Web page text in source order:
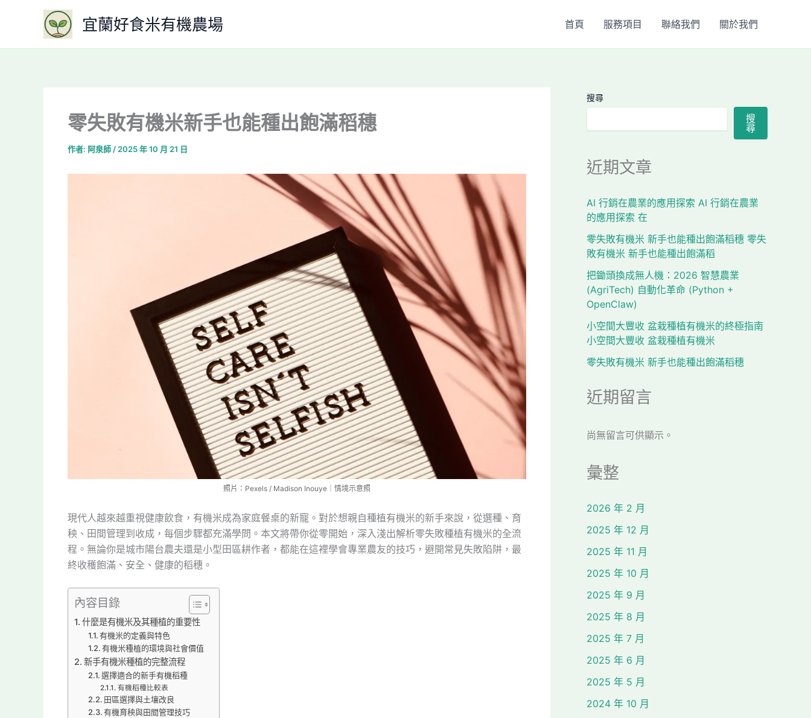
宜蘭好食米有機農場 首頁 服務項目 聯絡我們 關於我們
零失敗有機米新手也能種出飽滿稻穗
作者: 阿泉師 / 2025 年 10 月 21 日
照片：Pexels / Madison Inouye｜情境示意照
現代人越來越重視健康飲食，有機米成為家庭餐桌的新寵。對於想親自種植有機米的新手來說，從選種、育
秧、田間管理到收成，每個步驟都充滿學問。本文將帶你從零開始，深入淺出解析零失敗種植有機米的全流
程。無論你是城市陽台農夫還是小型田區耕作者，都能在這裡學會專業農友的技巧，避開常見失敗陷阱，最
終收穫飽滿、安全、健康的稻穗。
內容目錄
什麼是有機米及其種植的重要性
有機米的定義與特色
有機米種植的環境與社會價值
新手有機米種植的完整流程
選擇適合的新手有機稻種
有機稻種比較表
田區選擇與土壤改良
有機育秧與田間管理技巧
搜尋
搜
尋
近期文章
AI 行銷在農業的應用探索 AI 行銷在農業
的應用探索 在
零失敗有機米 新手也能種出飽滿稻穗 零失
敗有機米 新手也能種出飽滿稻
把鋤頭換成無人機：2026 智慧農業
(AgriTech) 自動化革命 (Python +
OpenClaw)
小空間大豐收 盆栽種植有機米的終極指南
小空間大豐收 盆栽種植有機米
零失敗有機米 新手也能種出飽滿稻穗
近期留言
尚無留言可供顯示。
彙整
2026 年 2 月
2025 年 12 月
2025 年 11 月
2025 年 10 月
2025 年 9 月
2025 年 8 月
2025 年 7 月
2025 年 6 月
2025 年 5 月
2024 年 10 月